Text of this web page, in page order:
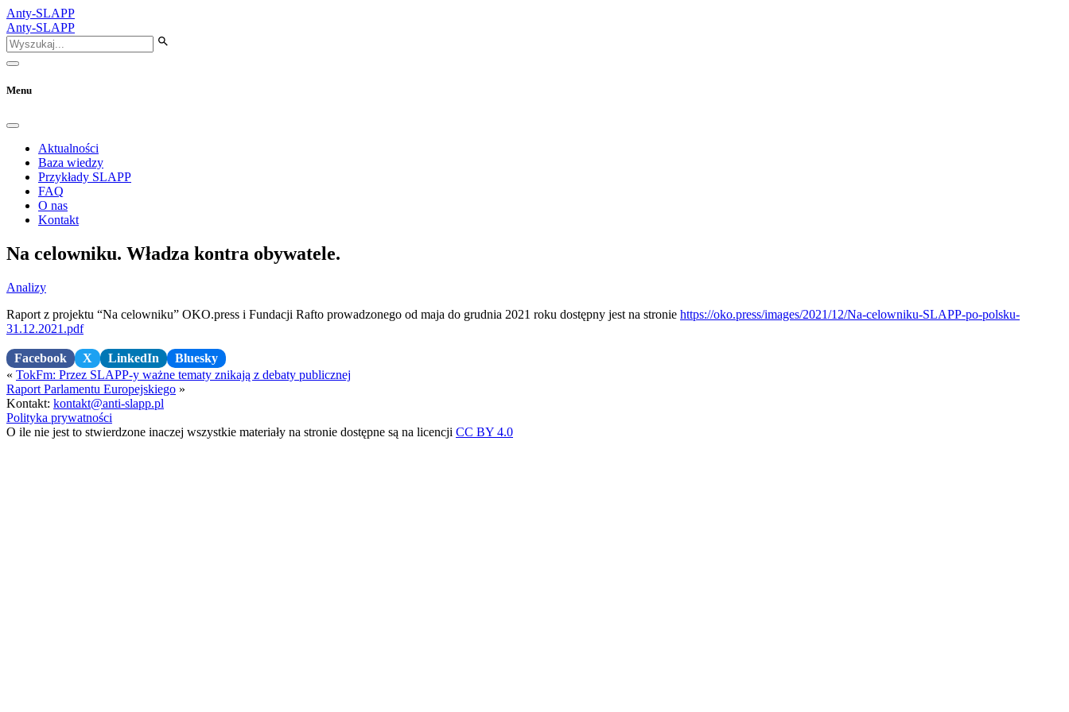
Anty-SLAPP
Anty-SLAPP
Menu
Aktualności
Baza wiedzy
Przykłady SLAPP
FAQ
O nas
Kontakt
Na celowniku. Władza kontra obywatele.
Analizy
Raport z projektu “Na celowniku” OKO.press i Fundacji Rafto prowadzonego od maja do grudnia 2021 roku dostępny jest na stronie https://oko.press/images/2021/12/Na-celowniku-SLAPP-po-polsku-
31.12.2021.pdf
Facebook X LinkedIn
Bluesky
« TokFm: Przez SLAPP-y ważne tematy znikają z debaty publicznej
Raport Parlamentu Europejskiego »
Kontakt: kontakt@anti-slapp.pl
Polityka prywatności
O ile nie jest to stwierdzone inaczej wszystkie materiały na stronie dostępne są na licencji CC BY 4.0